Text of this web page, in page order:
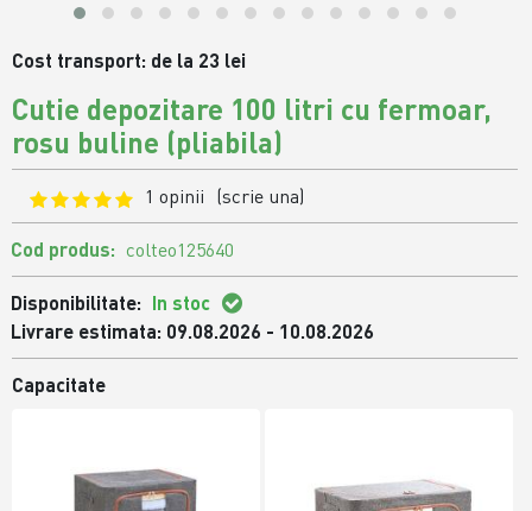
Cost transport: de la 23 lei
Cutie depozitare 100 litri cu fermoar,
rosu buline (pliabila)
1 opinii (scrie una)
Cod produs: colteo125640
Disponibilitate: In stoc
Livrare estimata: 09.08.2026 - 10.08.2026
Capacitate